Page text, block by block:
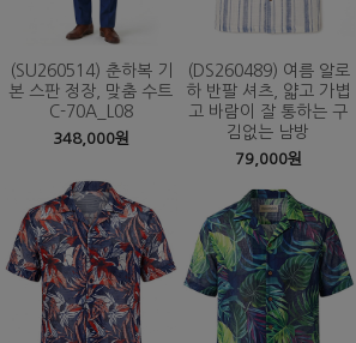
(SU260514) 춘하복 기
본 스판 정장, 맞춤 수트
C-70A_L08
348,000원
(DS260489) 여름 알로
하 반팔 셔츠, 얇고 가볍
고 바람이 잘 통하는 구
김없는 남방
79,000원